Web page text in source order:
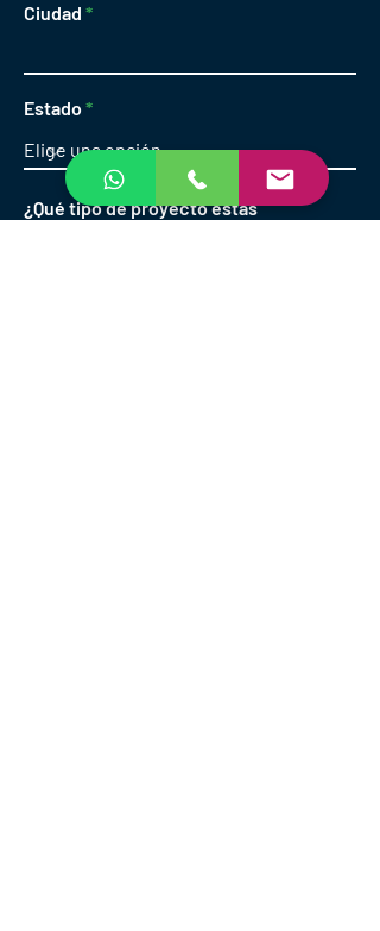
Ciudad
Estado
¿Qué tipo de proyecto estás
interesado?